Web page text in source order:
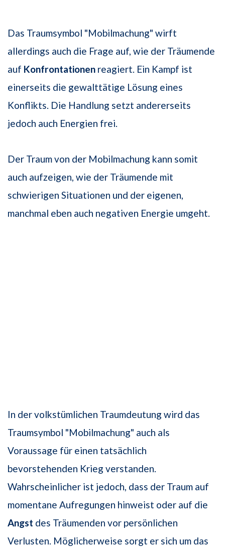
Das Traumsymbol "Mobilmachung" wirft
allerdings auch die Frage auf, wie der Träumende
auf Konfrontationen reagiert. Ein Kampf ist
einerseits die gewalttätige Lösung eines
Konflikts. Die Handlung setzt andererseits
jedoch auch Energien frei.
Der Traum von der Mobilmachung kann somit
auch aufzeigen, wie der Träumende mit
schwierigen Situationen und der eigenen,
manchmal eben auch negativen Energie umgeht.
In der volkstümlichen Traumdeutung wird das
Traumsymbol "Mobilmachung" auch als
Voraussage für einen tatsächlich
bevorstehenden Krieg verstanden.
Wahrscheinlicher ist jedoch, dass der Traum auf
momentane Aufregungen hinweist oder auf die
Angst des Träumenden vor persönlichen
Verlusten. Möglicherweise sorgt er sich um das